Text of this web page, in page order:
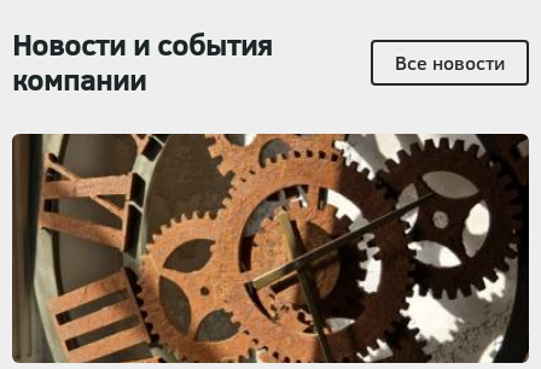
Новости и события
компании
Все новости